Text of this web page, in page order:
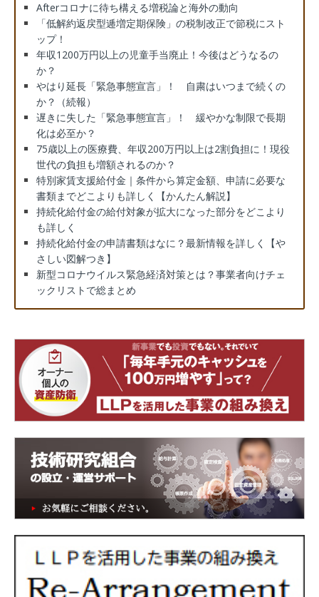
Afterコロナに待ち構える増税論と海外の動向
「低解約返戻型逓増定期保険」の税制改正で節税にスト
ップ！
年収1200万円以上の児童手当廃止！今後はどうなるの
か？
やはり延長「緊急事態宣言」！ 自粛はいつまで続くの
か？（続報）
遅きに失した「緊急事態宣言」！ 緩やかな制限で長期
化は必至か？
75歳以上の医療費、年収200万円以上は2割負担に！現役
世代の負担も増額されるのか？
特別家賃支援給付金｜条件から算定金額、申請に必要な
書類までどこよりも詳しく【かんたん解説】
持続化給付金の給付対象が拡大になった部分をどこより
も詳しく
持続化給付金の申請書類はなに？最新情報を詳しく【や
さしい図解つき】
新型コロナウイルス緊急経済対策とは？事業者向けチェ
ックリストで総まとめ